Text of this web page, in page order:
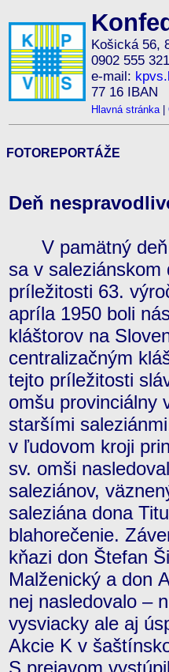
Košická 56,
0902 555
e-mail:
77 16 IBAN
Hlavná stránka|
FOTOREPORTÁŽE
Deň
V pamätný deň
sa v
príležitosti 63.
apríla 1950 boli
kláštorov na
centralizačným
tejto príležitosti
omšu provinciálny
staršími
v ľudovom kroji
sv. omši
saleziánov,
saleziána dona
blahorečenie.
kňazi don Štefan
Malženický a don
nej nasledovalo –
vysviacky ale aj
Akcie K v
S prejavom